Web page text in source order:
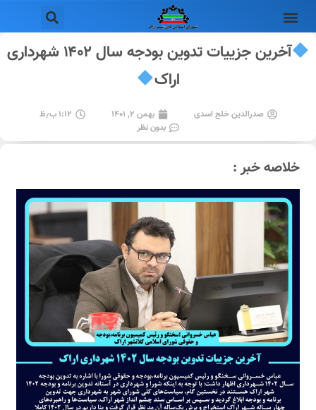
آخرین جزییات تدوین بودجه سال ۱۴۰۲ شهرداری
اراک
صدرالدین خلج اسدی بهمن ۲, ۱۴۰۱
۱:۱۲ ب٫ظ
بدون نظر
خلاصه خبر :